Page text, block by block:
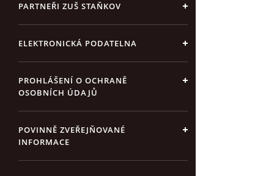
PARTNEŘI ZUŠ STAŇKOV
ELEKTRONICKÁ PODATELNA
PROHLÁŠENÍ O OCHRANĚ
OSOBNÍCH ÚDAJŮ
POVINNĚ ZVEŘEJŇOVANÉ
INFORMACE